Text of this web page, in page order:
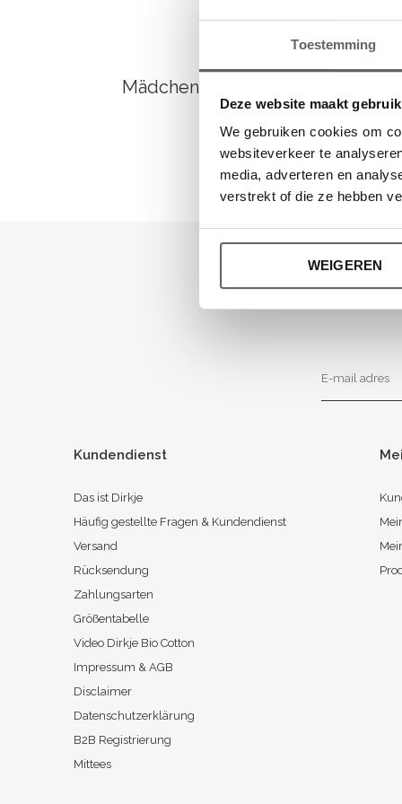
Toestemming
Deze website maakt
We gebruiken cookies om
websiteverkeer te
media, adverteren en
verstrekt of die ze hebben
WEIGEREN
Mädchenkleidung
Kundendienst
Das ist Dirkje
Häufig gestellte Fragen & Kundendienst
Versand
Rücksendung
Zahlungsarten
Größentabelle
Video Dirkje Bio Cotton
Impressum & AGB
Disclaimer
Datenschutzerklärung
B2B Registrierung
Mittees